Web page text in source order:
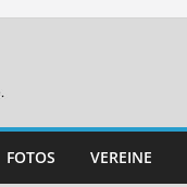
FOTOS VEREINE